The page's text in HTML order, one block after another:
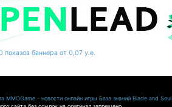
показов баннера от 0,07 у.е.
MMOGame - новости онлайн игры База знаний Blade and Soul